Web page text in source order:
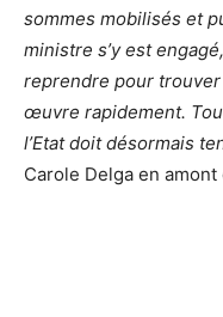
sommes mobilisés et
ministre s’y est
reprendre pour
œuvre rapidement.
l’Etat doit désormais
Carole Delga en